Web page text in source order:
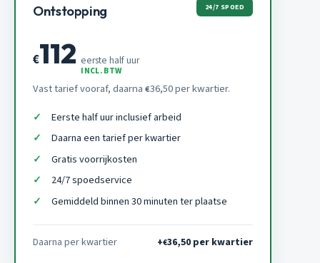
Ontstopping 24/7 SPOED
€112 eerste half uur
INCL. BTW
Vast tarief vooraf, daarna €36,50 per kwartier.
Eerste half uur inclusief arbeid
Daarna een tarief per kwartier
Gratis voorrijkosten
24/7 spoedservice
Gemiddeld binnen 30 minuten ter plaatse
Daarna per kwartier +€36,50 per kwartier